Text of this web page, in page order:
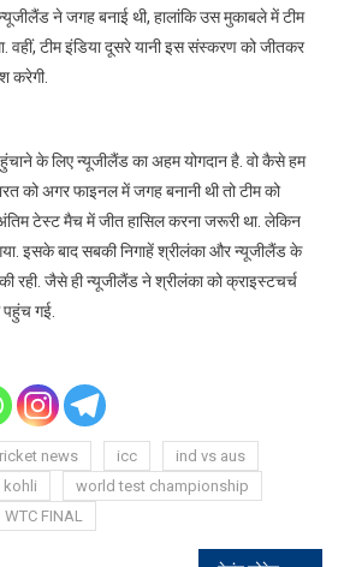
ने जगह बनाई थी, हालांकि उस मुकाबले में टीम
वहीं, टीम इंडिया दूसरे यानी इस संस्करण को जीतकर
करेगी.
के लिए न्यूजीलैंड का अहम योगदान है. वो कैसे हम
को अगर फाइनल में जगह बनानी थी तो टीम को
टेस्ट मैच में जीत हासिल करना जरूरी था. लेकिन
इसके बाद सबकी निगाहें श्रीलंका और न्यूजीलैंड के
रही. जैसे ही न्यूजीलैंड ने श्रीलंका को क्राइस्टचर्च
पहुंच गई.
news icc
ind vs aus
kohli
world test championship
WTC FINAL